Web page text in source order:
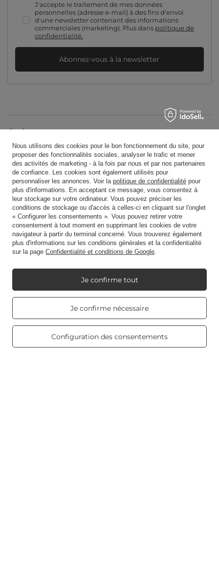
J'accepte le traitement de mes données
personnelles (adresse e-mail) à des fins d'envoi
d'une newsletter contenant des informations
commerciales (marketing). Plus dans politique de
confidentialité.
Abonnez-vous à la newsletter
Ordres
Statut de la commande
Suivi des expéditions
Je veux faire une réclamation sur le produit
Je veux retourner un produit
Je veux échanger un produit
Prendre contact
Compte
Mon Candle World
Nous utilisons des cookies pour le bon fonctionnement du site, pour
proposer des fonctionnalités sociales, analyser le trafic et mener
des activités de marketing - à la fois par nous et par nos partenaires
de confiance. Les cookies sont également utilisés pour
personnaliser les annonces. Voir la politique de confidentialité pour
plus d'informations. En acceptant ce message, vous consentez à
leur stockage sur votre ordinateur. Vous pouvez préciser les
conditions de stockage ou d'accès à celles-ci en cliquant sur l'onglet
« Configurer les consentements ». Vous pouvez retirer votre
consentement à tout moment en supprimant les cookies de votre
navigateur à partir du terminal concerné. Vous trouverez également
plus d'informations sur les conditions générales et la confidentialité
sur la page Confidentialité et conditions de Google.
Je confirme nécessaire
Configuration des consentements
Je confirme tout